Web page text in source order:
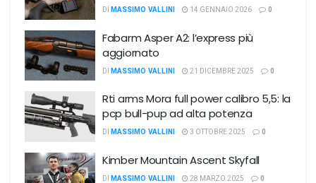
DI MASSIMO VALLINI 14 GENNAIO 2026 0
Fabarm Asper A2: l’express più
aggiornato
DI MASSIMO VALLINI 21 DICEMBRE 2025 0
Rti arms Mora full power calibro 5,5: la
pcp bull-pup ad alta potenza
DI MASSIMO VALLINI 3 OTTOBRE 2025 0
Kimber Mountain Ascent Skyfall
DI MASSIMO VALLINI 28 MARZO 2025 0